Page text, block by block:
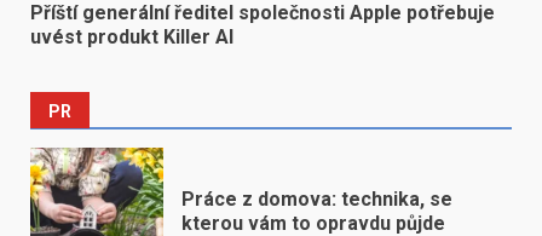
Příští generální ředitel společnosti Apple potřebuje
uvést produkt Killer AI
PR
Práce z domova: technika, se
kterou vám to opravdu půjde